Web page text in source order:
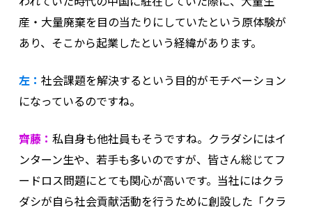
産・大量廃棄を目の当たりにしていたという原体験が
あり、そこから起業したという経緯があります。
左： 社会課題を解決するという目的がモチベーション
になっているのですね。
齊藤： 私自身も他社員もそうですね。クラダシにはイ
ンターン生や、若手も多いのですが、皆さん総じてフ
ードロス問題にとても関心が高いです。当社にはクラ
ダシが自ら社会貢献活動を行うために創設した「クラ